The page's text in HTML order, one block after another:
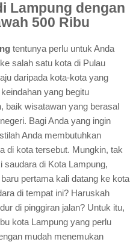
Lampung dengan
500 Ribu
tentunya perlu untuk Anda
salah satu kota di Pulau
daripada kota-kota yang
yang begitu
baik wisatawan yang berasal
Bagi Anda yang ingin
Anda membutuhkan
di kota tersebut. Mungkin, tak
saudara di Kota Lampung,
pertama kali datang ke kota
di tempat ini? Haruskah
di pinggiran jalan? Untuk itu,
kota Lampung yang perlu
mudah menemukan